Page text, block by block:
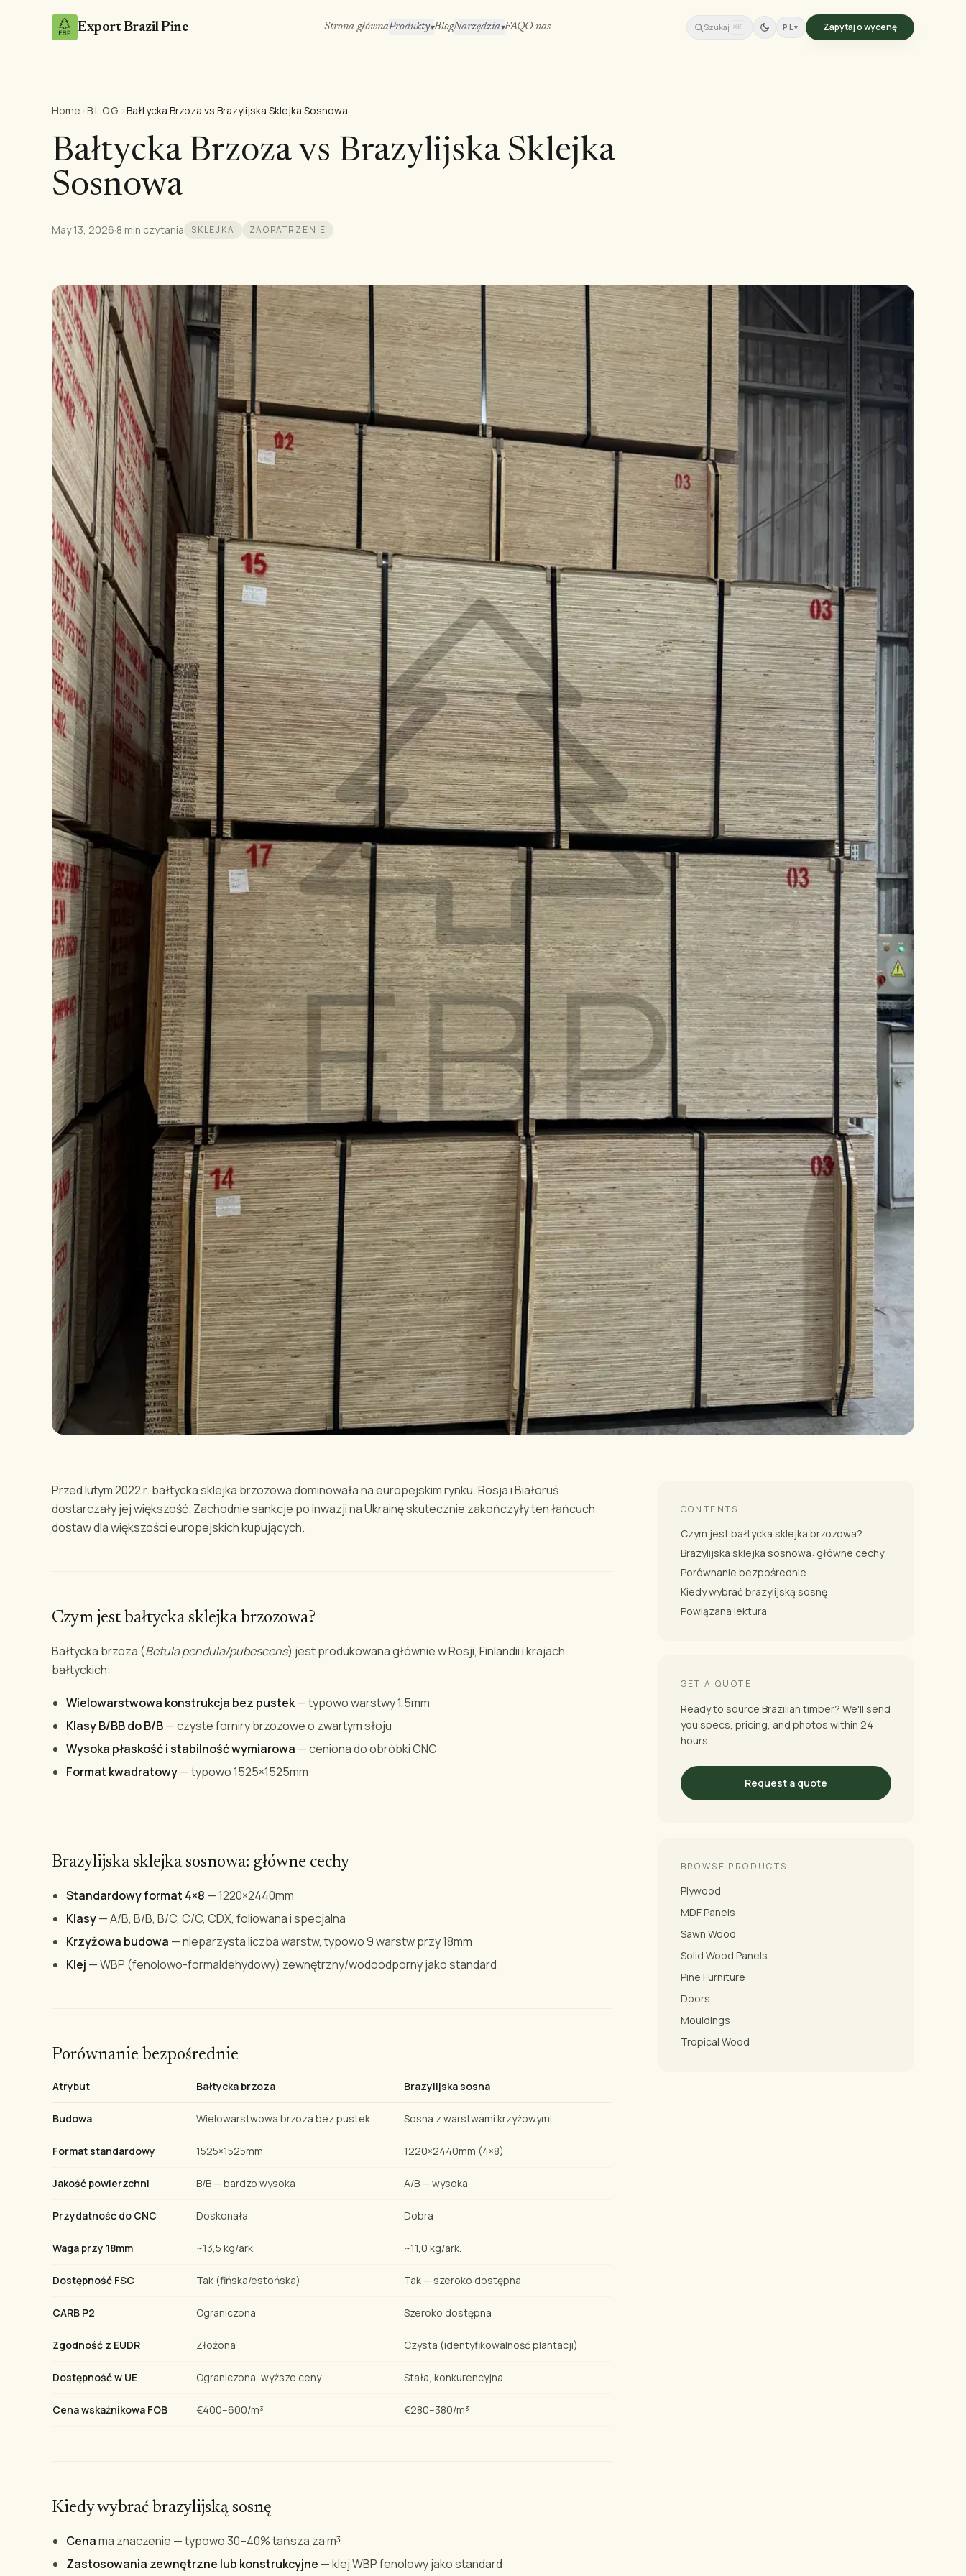
Export Brazil Pine Strona głównaProdukty▾BlogNarzędzia▾FAQO nas Szukaj ⌘K PL▾ Zapytaj o wycenę
Home ›BLOG ›Bałtycka Brzoza vs Brazylijska Sklejka Sosnowa
Bałtycka Brzoza vs Brazylijska Sklejka
Sosnowa
May 13, 2026·8 min czytania SKLEJKA ZAOPATRZENIE
Przed lutym 2022 r. bałtycka sklejka brzozowa dominowała na europejskim rynku. Rosja i Białoruś
dostarczały jej większość. Zachodnie sankcje po inwazji na Ukrainę skutecznie zakończyły ten łańcuch
dostaw dla większości europejskich kupujących.
Czym jest bałtycka sklejka brzozowa?
Bałtycka brzoza (Betula pendula/pubescens) jest produkowana głównie w Rosji, Finlandii i krajach
bałtyckich:
Wielowarstwowa konstrukcja bez pustek— typowo warstwy 1,5mm
Klasy B/BB do B/B— czyste forniry brzozowe o zwartym słoju
Wysoka płaskość i stabilność wymiarowa — ceniona do obróbki CNC
Format kwadratowy— typowo 1525×1525mm
Brazylijska sklejka sosnowa: główne cechy
Standardowy format 4×8 — 1220×2440mm
Klasy— A/B, B/B, B/C, C/C, CDX, foliowana i specjalna
Krzyżowa budowa — nieparzysta liczba warstw, typowo 9 warstw przy 18mm
Klej — WBP (fenolowo-formaldehydowy) zewnętrzny/wodoodporny jako standard
Porównanie bezpośrednie
Atrybut Bałtycka brzoza Brazylijska sosna
Budowa Wielowarstwowa brzoza bez pustek Sosna z warstwami krzyżowymi
Format standardowy 1525×1525mm 1220×2440mm (4×8)
Jakość powierzchni B/B — bardzo wysoka A/B — wysoka
Przydatność do CNC Doskonała Dobra
Waga przy 18mm ~13,5 kg/ark. ~11,0 kg/ark.
Dostępność FSC Tak (fińska/estońska) Tak — szeroko dostępna
CARB P2 Ograniczona Szeroko dostępna
Zgodność z EUDR Złożona Czysta (identyfikowalność plantacji)
Dostępność w UE Ograniczona, wyższe ceny Stała, konkurencyjna
Cena wskaźnikowa FOB €400–600/m³ €280–380/m³
Kiedy wybrać brazylijską sosnę
Cenama znaczenie — typowo 30–40% tańsza za m³
Zastosowania zewnętrzne lub konstrukcyjne — klej WBP fenolowy jako standard
CONTENTS
Czym jest bałtycka sklejka brzozowa?
Brazylijska sklejka sosnowa: główne cechy
Porównanie bezpośrednie
Kiedy wybrać brazylijską sosnę
Powiązana lektura
GET A QUOTE
Ready to source Brazilian timber? We'll send
you specs, pricing, and photos within 24
hours.
Request a quote
BROWSE PRODUCTS
Plywood
MDF Panels
Sawn Wood
Solid Wood Panels
Pine Furniture
Doors
Mouldings
Tropical Wood